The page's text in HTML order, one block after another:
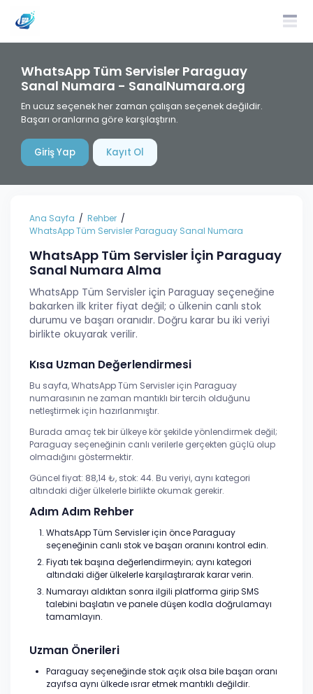
WhatsApp Tüm Servisler Paraguay
Sanal Numara - SanalNumara.org
En ucuz seçenek her zaman çalışan seçenek değildir.
Başarı oranlarına göre karşılaştırın.
Giriş Yap Kayıt Ol
Ana Sayfa
Rehber
WhatsApp Tüm Servisler Paraguay Sanal Numara
WhatsApp Tüm Servisler İçin Paraguay
Sanal Numara Alma
WhatsApp Tüm Servisler için Paraguay seçeneğine
bakarken ilk kriter fiyat değil; o ülkenin canlı stok
durumu ve başarı oranıdır. Doğru karar bu iki veriyi
birlikte okuyarak verilir.
Kısa Uzman Değerlendirmesi
Bu sayfa, WhatsApp Tüm Servisler için Paraguay
numarasının ne zaman mantıklı bir tercih olduğunu
netleştirmek için hazırlanmıştır.
Burada amaç tek bir ülkeye kör şekilde yönlendirmek değil;
Paraguay seçeneğinin canlı verilerle gerçekten güçlü olup
olmadığını göstermektir.
Güncel fiyat: 88,14 ₺, stok: 44. Bu veriyi, aynı kategori
altındaki diğer ülkelerle birlikte okumak gerekir.
Adım Adım Rehber
WhatsApp Tüm Servisler için önce Paraguay
seçeneğinin canlı stok ve başarı oranını kontrol edin.
Fiyatı tek başına değerlendirmeyin; aynı kategori
altındaki diğer ülkelerle karşılaştırarak karar verin.
Numarayı aldıktan sonra ilgili platforma girip SMS
talebini başlatın ve panele düşen kodla doğrulamayı
tamamlayın.
Uzman Önerileri
Paraguay seçeneğinde stok açık olsa bile başarı oranı
zayıfsa aynı ülkede ısrar etmek mantıklı değildir.